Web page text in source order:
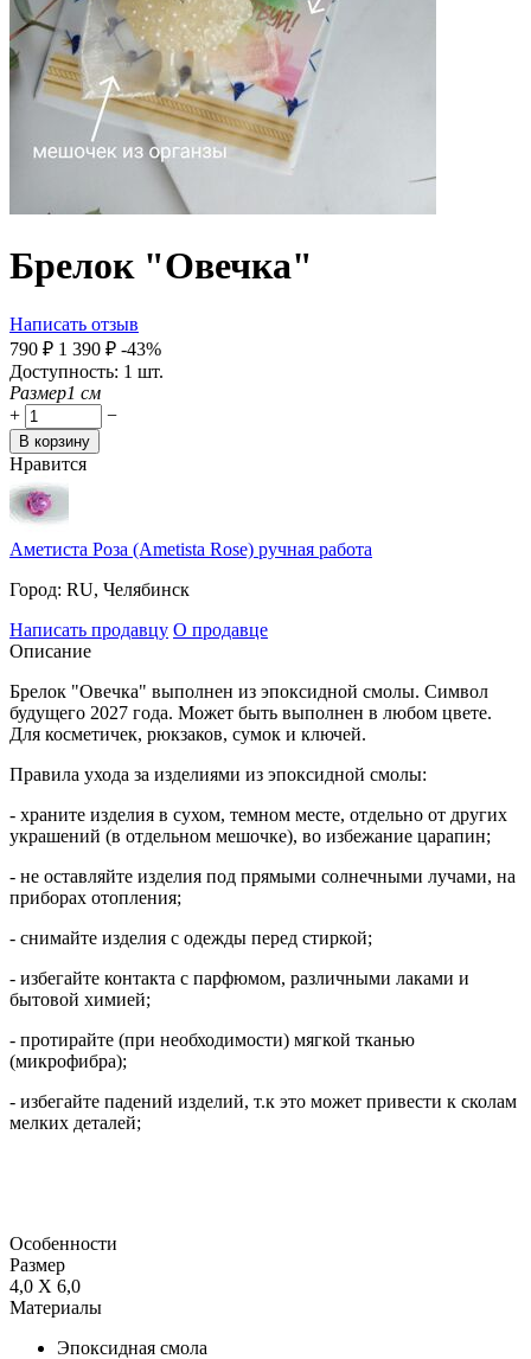
Брелок "Овечка"
Написать отзыв
‍790‍ ₽ 1 390 ₽ -43%
Доступность: 1 шт.
Размер1 см
+
−
В корзину
Нравится
Аметиста Роза (Ametista Rosе) ручная работа
Город: RU, Челябинск
Написать продавцу О продавце
Описание
Брелок "Овечка" выполнен из эпоксидной смолы. Символ
будущего 2027 года. Может быть выполнен в любом цвете.
Для косметичек, рюкзаков, сумок и ключей.
Правила ухода за изделиями из эпоксидной смолы:
- храните изделия в сухом, темном месте, отдельно от других
украшений (в отдельном мешочке), во избежание царапин;
- не оставляйте изделия под прямыми солнечными лучами, на
приборах отопления;
- снимайте изделия с одежды перед стиркой;
- избегайте контакта с парфюмом, различными лаками и
бытовой химией;
- протирайте (при необходимости) мягкой тканью
(микрофибра);
- избегайте падений изделий, т.к это может привести к сколам
мелких деталей;
Особенности
Размер
4,0 Х 6,0
Материалы
Эпоксидная смола